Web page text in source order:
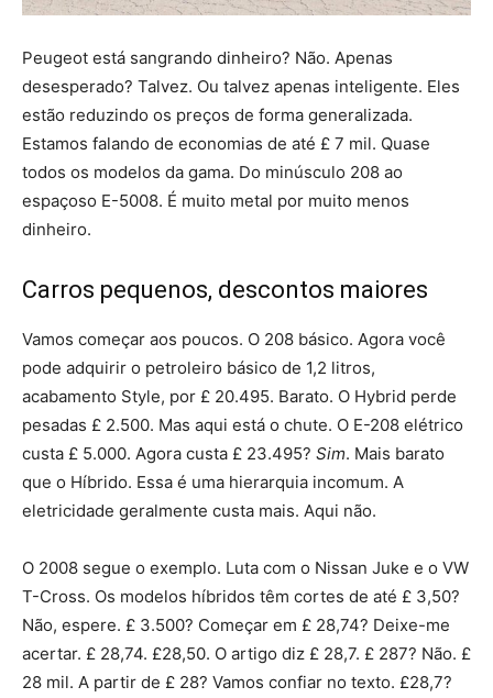
Peugeot está sangrando dinheiro? Não. Apenas
desesperado? Talvez. Ou talvez apenas inteligente. Eles
estão reduzindo os preços de forma generalizada.
Estamos falando de economias de até £ 7 mil. Quase
todos os modelos da gama. Do minúsculo 208 ao
espaçoso E-5008. É muito metal por muito menos
dinheiro.
Carros pequenos, descontos maiores
Vamos começar aos poucos. O 208 básico. Agora você
pode adquirir o petroleiro básico de 1,2 litros,
acabamento Style, por £ 20.495. Barato. O Hybrid perde
pesadas £ 2.500. Mas aqui está o chute. O E-208 elétrico
custa £ 5.000. Agora custa £ 23.495? Sim. Mais barato
que o Híbrido. Essa é uma hierarquia incomum. A
eletricidade geralmente custa mais. Aqui não.
O 2008 segue o exemplo. Luta com o Nissan Juke e o VW
T-Cross. Os modelos híbridos têm cortes de até £ 3,50?
Não, espere. £ 3.500? Começar em £ 28,74? Deixe-me
acertar. £ 28,74. £28,50. O artigo diz £ 28,7. £ 287? Não. £
28 mil. A partir de £ 28? Vamos confiar no texto. £28,7?